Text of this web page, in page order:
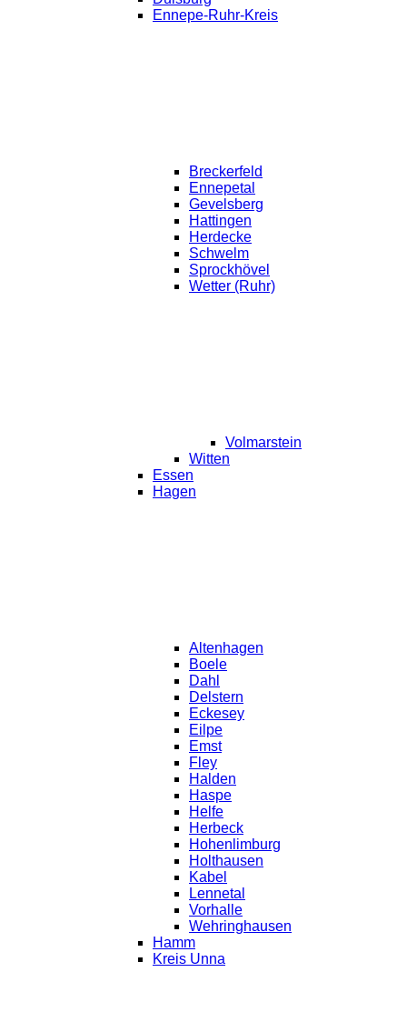
Ennepe-Ruhr-Kreis
Breckerfeld
Ennepetal
Gevelsberg
Hattingen
Herdecke
Schwelm
Sprockhövel
Wetter (Ruhr)
Volmarstein
Witten
Essen
Hagen
Altenhagen
Boele
Dahl
Delstern
Eckesey
Eilpe
Emst
Fley
Halden
Haspe
Helfe
Herbeck
Hohenlimburg
Holthausen
Kabel
Lennetal
Vorhalle
Wehringhausen
Hamm
Kreis Unna